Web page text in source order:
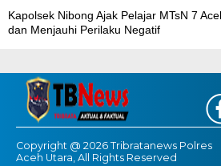
Kapolsek Nibong Ajak Pelajar MTsN 7
dan Menjauhi Perilaku Negatif
Copyright @ 2026 Tribratanews Polres
Aceh Utara, All Rights Reserved